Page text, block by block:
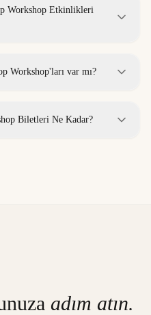
Workshop Etkinlikleri
Workshop'ları var mı?
Biletleri Ne Kadar?
adım atın.